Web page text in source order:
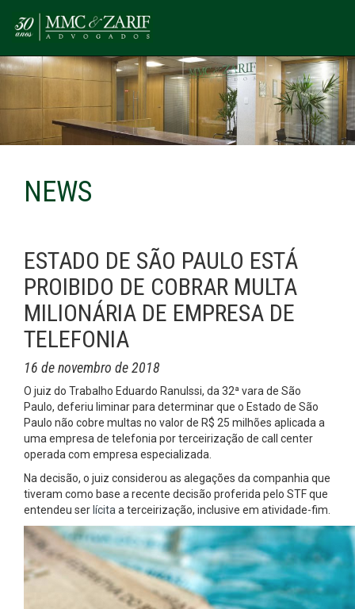
NEWS
ESTADO DE SÃO PAULO ESTÁ
PROIBIDO DE COBRAR MULTA
MILIONÁRIA DE EMPRESA DE
TELEFONIA
16 de novembro de 2018
O juiz do Trabalho Eduardo Ranulssi, da 32ª vara de São
Paulo, deferiu liminar para determinar que o Estado de São
Paulo não cobre multas no valor de R$ 25 milhões aplicada a
uma empresa de telefonia por terceirização de call center
operada com empresa especializada.
Na decisão, o juiz considerou as alegações da companhia que
tiveram como base a recente decisão proferida pelo STF que
entendeu ser lícita a terceirização, inclusive em atividade-fim.